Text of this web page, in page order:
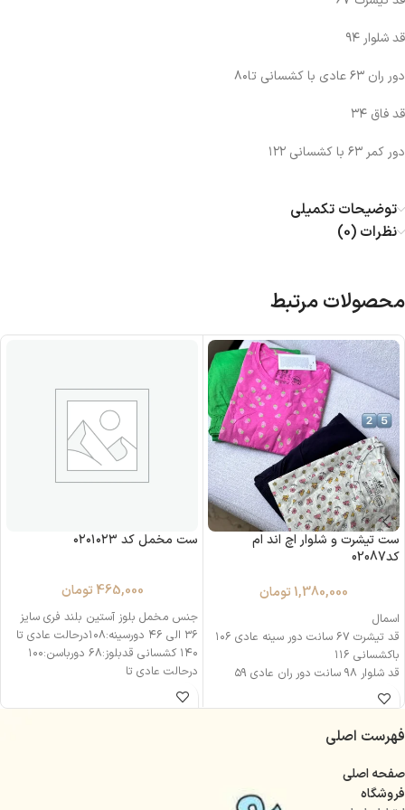
قد شلوار ۹۴
دور ران ۶۳ عادی با کشسانی تا۸۰
قد فاق ۳۴
دور کمر ۶۳ با کشسانی ۱۲۲
توضیحات تکمیلی
نظرات (0)
محصولات مرتبط
ست تیشرت و شلوار اچ اند ام
کد02087
1,380,000 تومان
اسمال
قد تيشرت ۶۷ سانت دور سينه عادى ۱۰۶
باكشسانى ۱۱۶
قد شلوار ٩٨ سانت دور ران عادى ۵۹
باكشسانى ١١٥ سانت
باكشسانى ١١٩ سانت
ست مخمل کد ۰۲۰۱۰۲۳
465,000 تومان
جنس مخمل بلوز آستین بلند فری سایز
۳۶ الی ۴۶ دورسینه:۱۰۸درحالت عادی تا
۱۴۰ کشسانی قدبلوز:۶۸ دورباسن:۱۰۰
درحالت عادی تا
فهرست اصلی
صفحه اصلی
فروشگاه